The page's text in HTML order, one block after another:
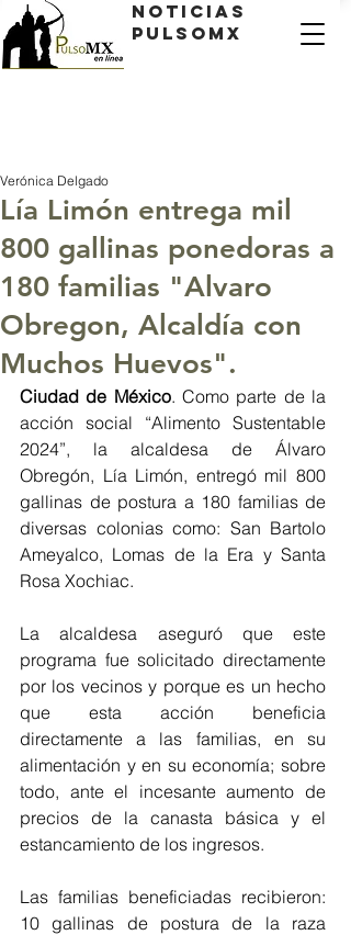
Noticias
PulsoMX
Lía Limón entrega mil
800 gallinas ponedoras a
180 familias "Alvaro
Obregon, Alcaldía con
Muchos Huevos".
Verónica Delgado
Ciudad de México. Como parte de la
acción social “Alimento Sustentable
2024”, la alcaldesa de Álvaro
Obregón, Lía Limón, entregó mil 800
gallinas de postura a 180 familias de
diversas colonias como: San Bartolo
Ameyalco, Lomas de la Era y Santa
Rosa Xochiac.
La alcaldesa aseguró que este
programa fue solicitado directamente
por los vecinos y porque es un hecho
que esta acción beneficia
directamente a las familias, en su
alimentación y en su economía; sobre
todo, ante el incesante aumento de
precios de la canasta básica y el
estancamiento de los ingresos.
Las familias beneficiadas recibieron:
10 gallinas de postura de la raza